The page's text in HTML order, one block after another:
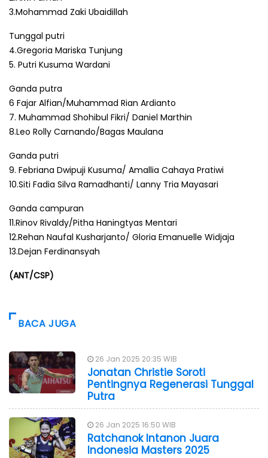
3.Mohammad Zaki Ubaidillah
Tunggal putri
4.Gregoria Mariska Tunjung
5. Putri Kusuma Wardani
Ganda putra
6 Fajar Alfian/Muhammad Rian Ardianto
7. Muhammad Shohibul Fikri/ Daniel Marthin
8.Leo Rolly Carnando/Bagas Maulana
Ganda putri
9. Febriana Dwipuji Kusuma/ Amallia Cahaya Pratiwi
10.Siti Fadia Silva Ramadhanti/ Lanny Tria Mayasari
Ganda campuran
11.Rinov Rivaldy/Pitha Haningtyas Mentari
12.Rehan Naufal Kusharjanto/ Gloria Emanuelle Widjaja
13.Dejan Ferdinansyah
(ANT/CSP)
BACA JUGA
26 Jan 2025 20:35 WIB
Jonatan Christie Soroti
Pentingnya Regenerasi Tunggal
Putra
26 Jan 2025 16:50 WIB
Ratchanok Intanon Juara
Indonesia Masters 2025